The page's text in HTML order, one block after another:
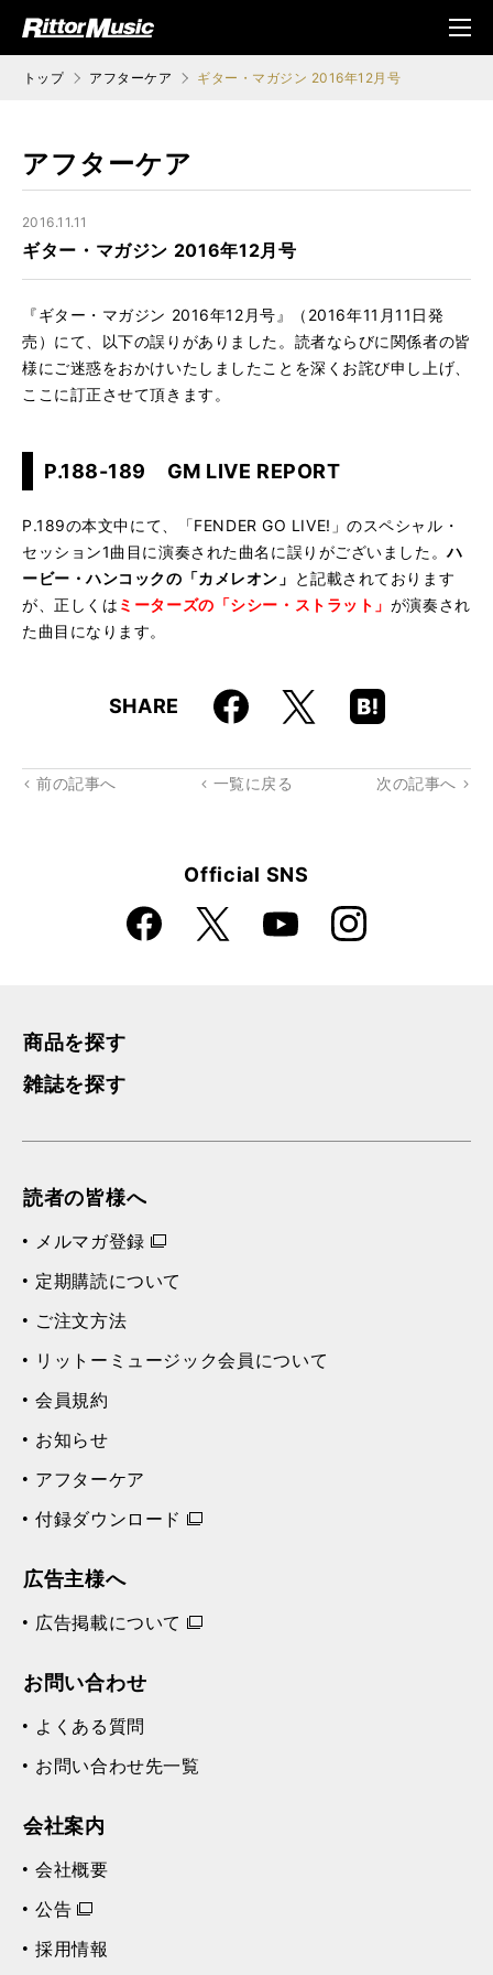
ジック (Rittor Musi
メニ
ュ
トップ アフターケア ギター・マガジン 2016年12月号
アフターケア
2016.11.11
ギター・マガジン 2016年12月号
『ギター・マガジン 2016年12月号』（2016年11月11日発
売）にて、以下の誤りがありました。読者ならびに関係者の皆
様にご迷惑をおかけいたしましたことを深くお詫び申し上げ、
ここに訂正させて頂きます。
P.188-189 GM LIVE REPORT
P.189の本文中にて、「FENDER GO LIVE!」のスペシャル・
セッション1曲目に演奏された曲名に誤りがございました。ハ
ービー・ハンコックの「カメレオン」 と記載されております
が、正しくは ミーターズの「シシー・ストラット」 が演奏され
た曲目になります。
SHARE Faceboo
k
X
Hatena
Boo
rk
前の記事へ 一覧に戻る 次の記事へ
Official SNS
Faceboo
k
X YouTube Instagra
m
商品を探す
雑誌を探す
読者の皆様へ
メルマガ登録
定期購読について
ご注文方法
リットーミュージック会員について
会員規約
お知らせ
アフターケア
付録ダウンロード
広告主様へ
広告掲載について
お問い合わせ
よくある質問
お問い合わせ先一覧
会社案内
会社概要
公告
採用情報